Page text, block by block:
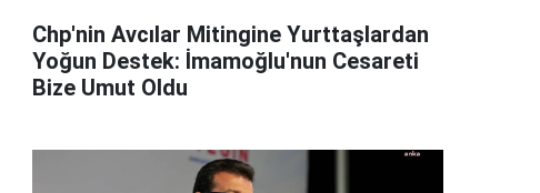
Chp'nin Avcılar Mitingine Yurttaşlardan
Yoğun Destek: İmamoğlu'nun Cesareti
Bize Umut Oldu